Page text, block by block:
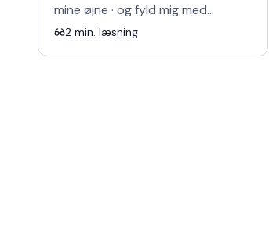
mine øjne · og fyld mig med
glæden. · Dig. · Find mig i sorgens
2 min. læsning